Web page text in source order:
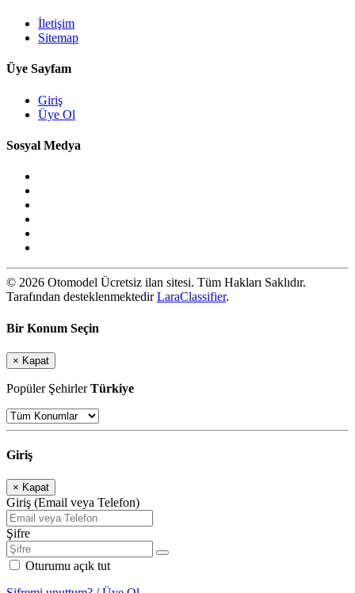
İletişim
Sitemap
Üye Sayfam
Giriş
Üye Ol
Sosyal Medya
© 2026 Otomodel Ücretsiz ilan sitesi. Tüm Hakları Saklıdır.
Tarafından desteklenmektedirLaraClassifier.
Bir Konum Seçin
× Kapat
Popüler ŞehirlerTürkiye
Giriş
× Kapat
Giriş (Email veya Telefon)
Şifre
Oturumu açık tut